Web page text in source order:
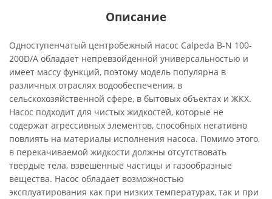
Описание
Одноступенчатый центробежный насос Calpeda B-N 100-
200D/A обладает непревзойденной универсальностью и
имеет массу функций, поэтому модель популярна в
различных отраслях водообеспечения, в
сельскохозяйственной сфере, в бытовых объектах и ЖКХ.
Насос подходит для чистых жидкостей, которые не
содержат агрессивных элементов, способных негативно
повлиять на материалы исполнения насоса. Помимо этого,
в перекачиваемой жидкости должны отсутствовать
твердые тела, взвешенные частицы и газообразные
вещества. Насос обладает возможностью
эксплуатирования как при низких температурах, так и при